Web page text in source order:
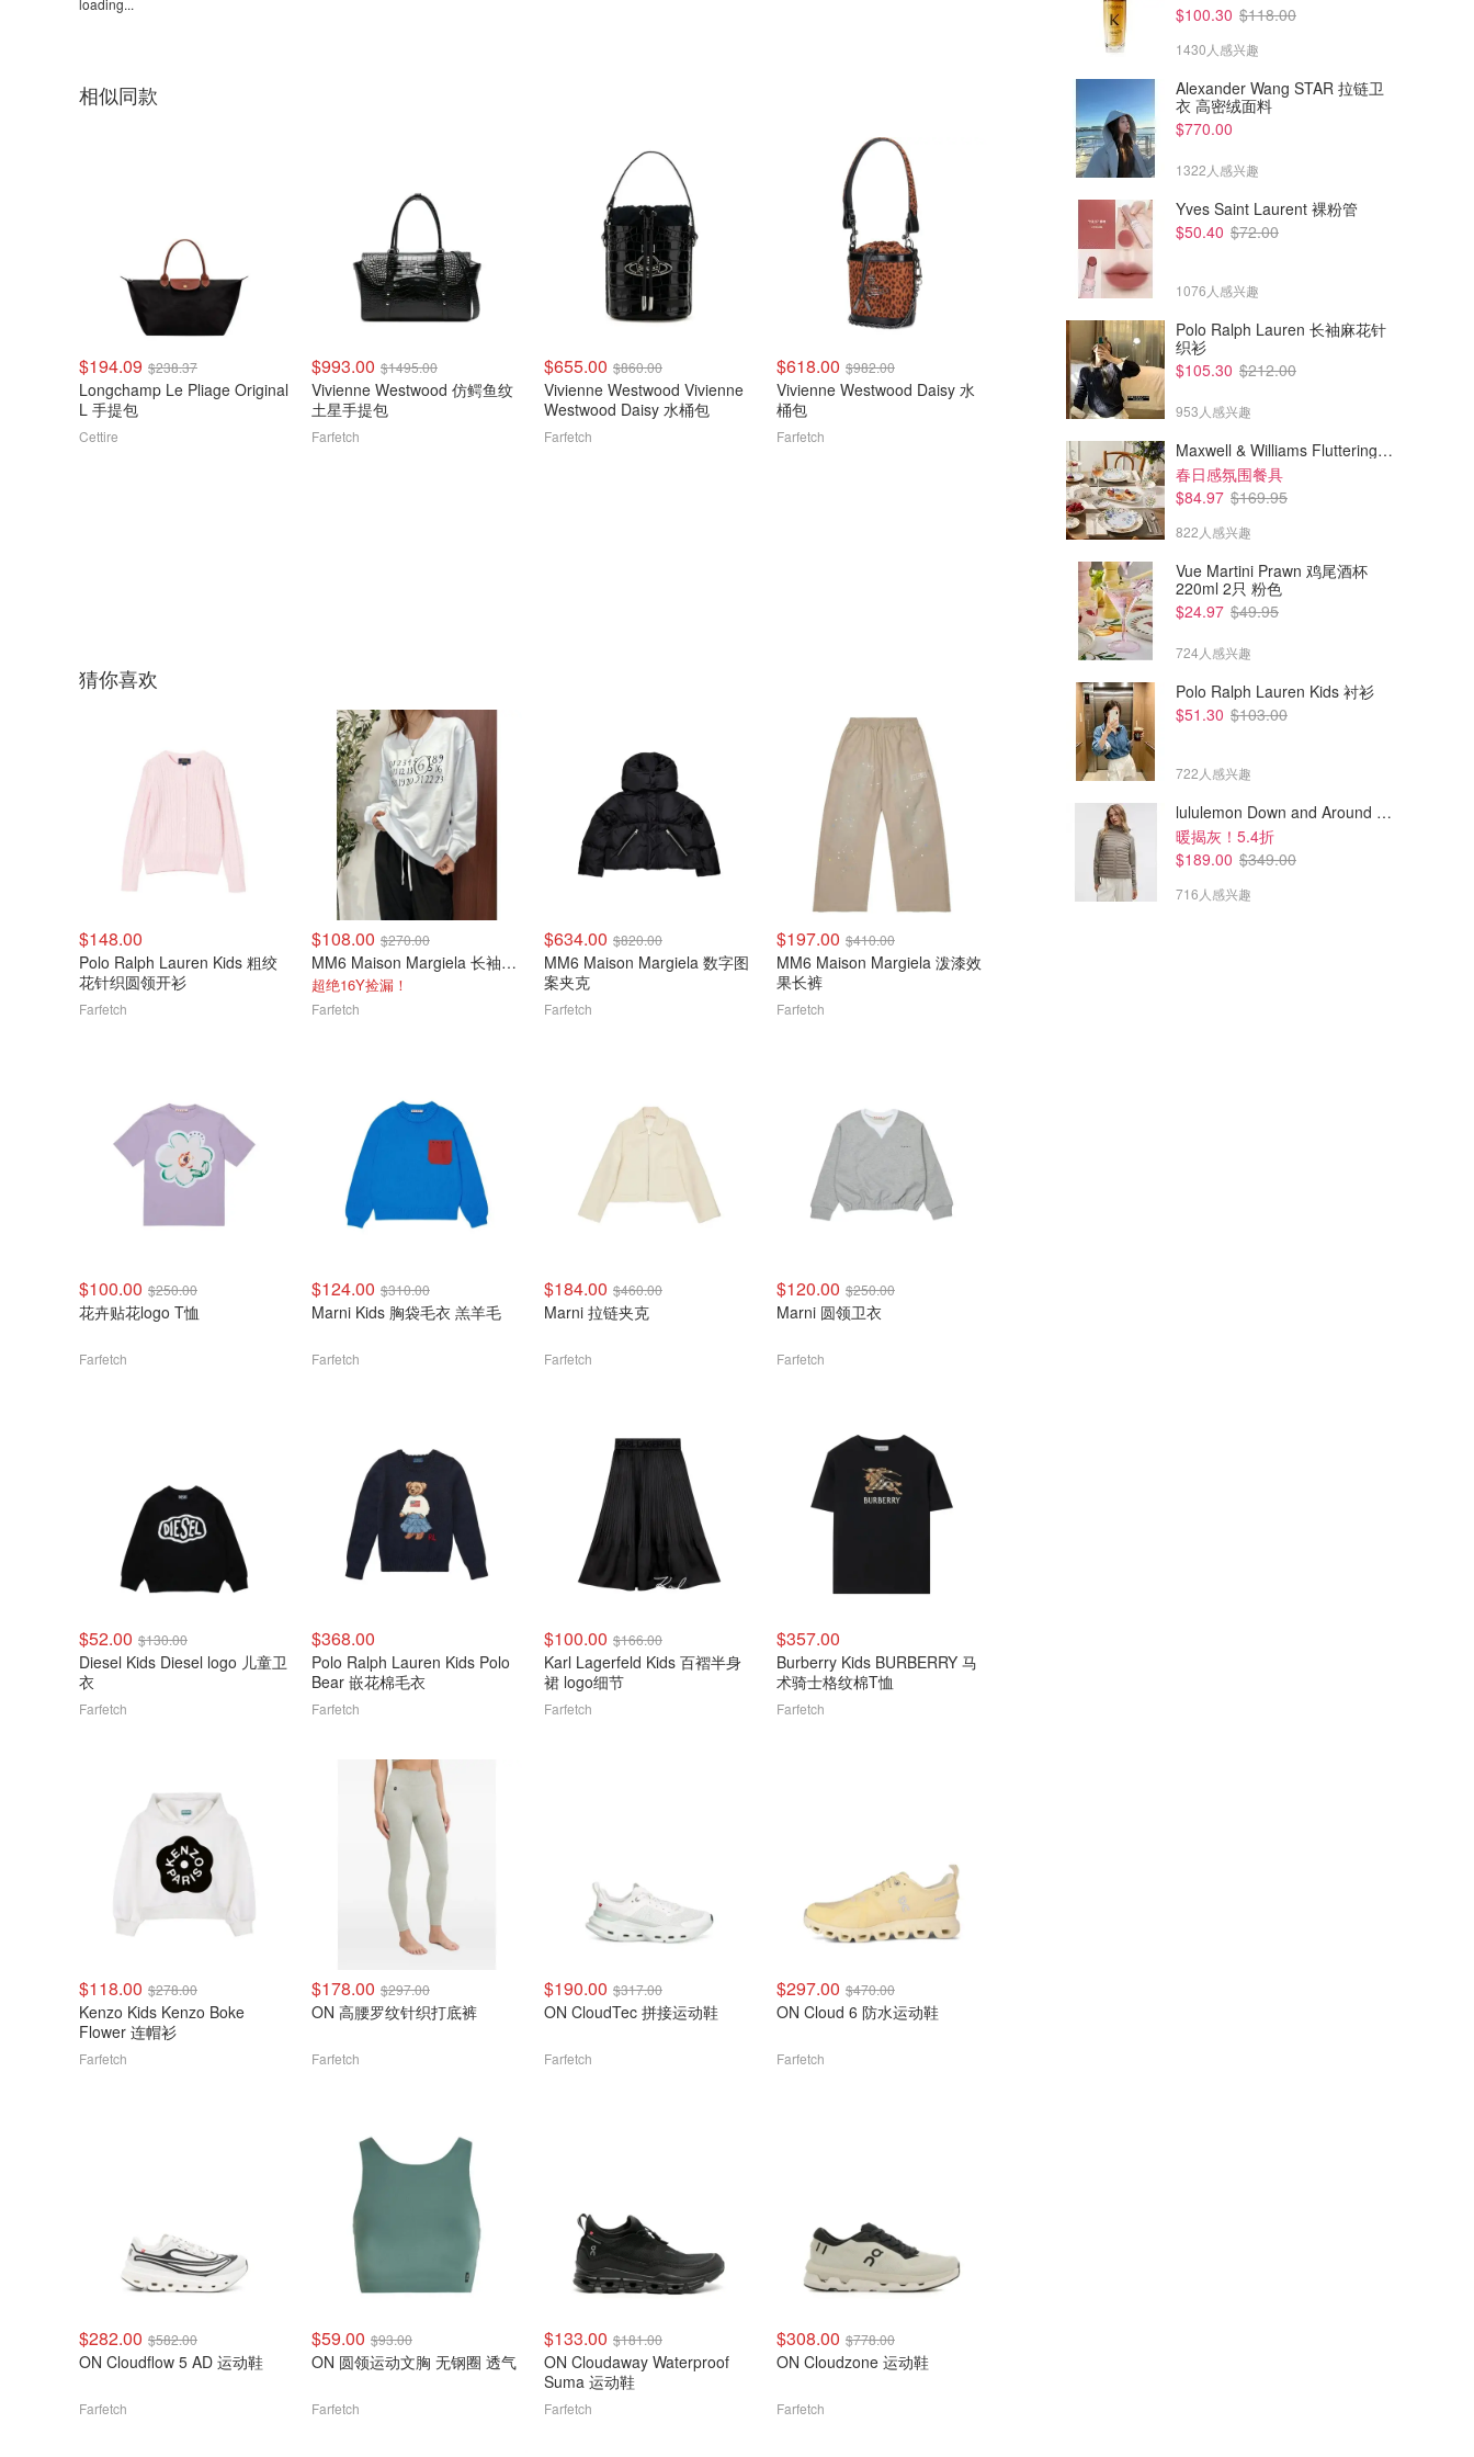
loading...
相似同款
$194.09 $238.37
Longchamp Le Pliage Original
L 手提包
Cettire
$993.00 $1495.00
Vivienne Westwood 仿鳄鱼纹
土星手提包
Farfetch
$655.00 $860.00
Vivienne Westwood Vivienne
Westwood Daisy 水桶包
Farfetch
$618.00 $982.00
Vivienne Westwood Daisy 水
桶包
Farfetch
$588.00 $911.00
Vivienne Westwood Maud 印
花手柄托特包 中号
$581.00
Westwood Tasha 单肩包
猜你喜欢
$148.00
Polo Ralph Lauren Kids 粗绞
花针织圆领开衫
Farfetch
$108.00 $270.00
MM6 Maison Margiela 长袖卫衣
超绝16Y捡漏！
Farfetch
$634.00 $820.00
MM6 Maison Margiela 数字图
案夹克
Farfetch
$197.00 $410.00
MM6 Maison Margiela 泼漆效
果长裤
Farfetch
$100.00 $250.00
花卉贴花logo T恤
Farfetch
$124.00 $310.00
Marni Kids 胸袋毛衣 羔羊毛
Farfetch
$184.00 $460.00
Marni 拉链夹克
Farfetch
$120.00 $250.00
Marni 圆领卫衣
Farfetch
$52.00 $130.00
Diesel Kids Diesel logo 儿童卫
衣
Farfetch
$368.00
Polo Ralph Lauren Kids Polo
Bear 嵌花棉毛衣
Farfetch
$100.00 $166.00
Karl Lagerfeld Kids 百褶半身
裙 logo细节
Farfetch
$357.00
Burberry Kids BURBERRY 马
术骑士格纹棉T恤
Farfetch
$118.00 $278.00
Kenzo Kids Kenzo Boke
Flower 连帽衫
Farfetch
$178.00 $297.00
ON 高腰罗纹针织打底裤
Farfetch
$190.00 $317.00
ON CloudTec 拼接运动鞋
Farfetch
$297.00 $470.00
ON Cloud 6 防水运动鞋
Farfetch
$282.00 $582.00
ON Cloudflow 5 AD 运动鞋
Farfetch
$59.00 $93.00
ON 圆领运动文胸 无钢圈 透气
Farfetch
$133.00 $181.00
ON Cloudaway Waterproof
Suma 运动鞋
Farfetch
$308.00 $778.00
ON Cloudzone 运动鞋
Farfetch
$100.30 $118.00
1430人感兴趣
Alexander Wang STAR 拉链卫
衣 高密绒面料
$770.00
1322人感兴趣
Yves Saint Laurent 裸粉管
$50.40 $72.00
1076人感兴趣
Polo Ralph Lauren 长袖麻花针
织衫
$105.30 $212.00
953人感兴趣
Maxwell & Williams Fluttering Meadow 12件餐具套装
春日感氛围餐具
$84.97 $169.95
822人感兴趣
Vue Martini Prawn 鸡尾酒杯
220ml 2只 粉色
$24.97 $49.95
724人感兴趣
Polo Ralph Lauren Kids 衬衫
$51.30 $103.00
722人感兴趣
lululemon Down and Around 羽绒夹克
暖揭灰！5.4折
$189.00 $349.00
716人感兴趣